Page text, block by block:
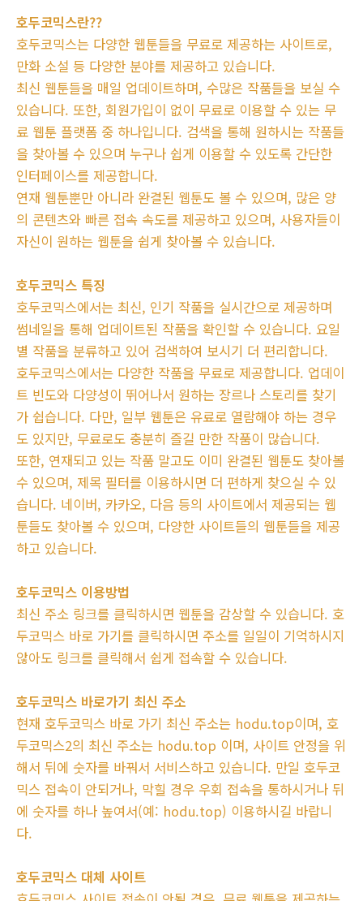
호두코믹스란??
호두코믹스는 다양한 웹툰들을 무료로 제공하는 사이트로,
만화 소설 등 다양한 분야를 제공하고 있습니다.
최신 웹툰들을 매일 업데이트하며, 수많은 작품들을 보실 수
있습니다. 또한, 회원가입이 없이 무료로 이용할 수 있는 무
료 웹툰 플랫폼 중 하나입니다. 검색을 통해 원하시는 작품들
을 찾아볼 수 있으며 누구나 쉽게 이용할 수 있도록 간단한
인터페이스를 제공합니다.
연재 웹툰뿐만 아니라 완결된 웹툰도 볼 수 있으며, 많은 양
의 콘텐츠와 빠른 접속 속도를 제공하고 있으며, 사용자들이
자신이 원하는 웹툰을 쉽게 찾아볼 수 있습니다.
호두코믹스 특징
호두코믹스에서는 최신, 인기 작품을 실시간으로 제공하며
썸네일을 통해 업데이트된 작품을 확인할 수 있습니다. 요일
별 작품을 분류하고 있어 검색하여 보시기 더 편리합니다.
호두코믹스에서는 다양한 작품을 무료로 제공합니다. 업데이
트 빈도와 다양성이 뛰어나서 원하는 장르나 스토리를 찾기
가 쉽습니다. 다만, 일부 웹툰은 유료로 열람해야 하는 경우
도 있지만, 무료로도 충분히 즐길 만한 작품이 많습니다.
또한, 연재되고 있는 작품 말고도 이미 완결된 웹툰도 찾아볼
수 있으며, 제목 필터를 이용하시면 더 편하게 찾으실 수 있
습니다. 네이버, 카카오, 다음 등의 사이트에서 제공되는 웹
툰들도 찾아볼 수 있으며, 다양한 사이트들의 웹툰들을 제공
하고 있습니다.
호두코믹스 이용방법
최신 주소 링크를 클릭하시면 웹툰을 감상할 수 있습니다. 호
두코믹스 바로 가기를 클릭하시면 주소를 일일이 기억하시지
않아도 링크를 클릭해서 쉽게 접속할 수 있습니다.
호두코믹스 바로가기 최신 주소
현재 호두코믹스 바로 가기 최신 주소는 hodu.top이며, 호
두코믹스2의 최신 주소는 hodu.top 이며, 사이트 안정을 위
해서 뒤에 숫자를 바꿔서 서비스하고 있습니다. 만일 호두코
믹스 접속이 안되거나, 막힐 경우 우회 접속을 통하시거나 뒤
에 숫자를 하나 높여서(예: hodu.top) 이용하시길 바랍니
다.
호두코믹스 대체 사이트